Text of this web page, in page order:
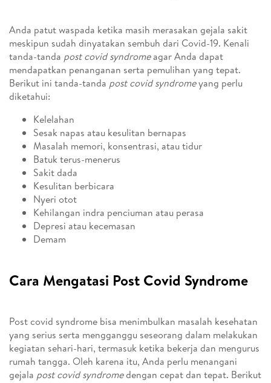
Anda patut waspada ketika masih merasakan gejala sakit
meskipun sudah dinyatakan sembuh dari Covid-19. Kenali
tanda-tanda post covid syndromeagar Anda dapat
mendapatkan penanganan serta pemulihan yang tepat.
Berikut ini tanda-tanda post covid syndromeyang perlu
diketahui:
Kelelahan
Sesak napas atau kesulitan bernapas
Masalah memori, konsentrasi, atau tidur
Batuk terus-menerus
Sakit dada
Kesulitan berbicara
Nyeri otot
Kehilangan indra penciuman atau perasa
Depresi atau kecemasan
Demam
Cara Mengatasi Post Covid Syndrome
Post covid syndrome bisa menimbulkan masalah kesehatan
yang serius serta mengganggu seseorang dalam melakukan
kegiatan sehari-hari, termasuk ketika bekerja dan mengurus
rumah tangga. Oleh karena itu, Anda perlu menangani
gejala post covid syndromedengan cepat dan tepat. Berikut